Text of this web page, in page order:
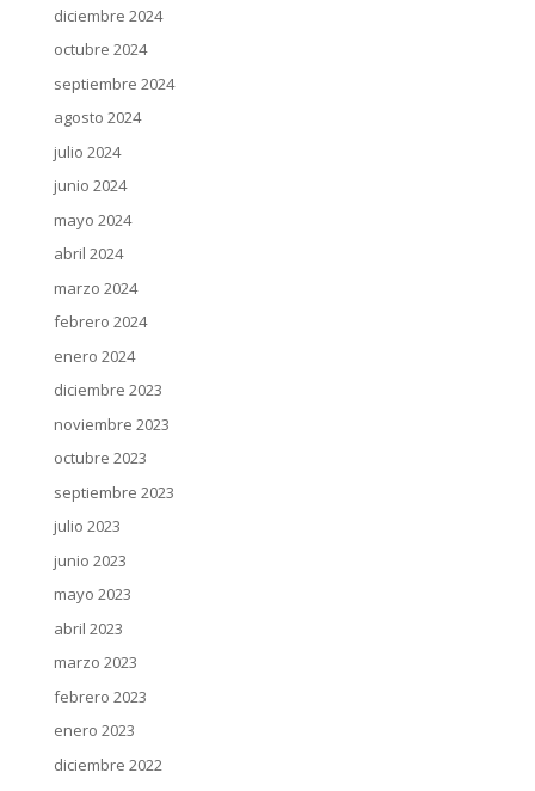
diciembre 2024
octubre 2024
septiembre 2024
agosto 2024
julio 2024
junio 2024
mayo 2024
abril 2024
marzo 2024
febrero 2024
enero 2024
diciembre 2023
noviembre 2023
octubre 2023
septiembre 2023
julio 2023
junio 2023
mayo 2023
abril 2023
marzo 2023
febrero 2023
enero 2023
diciembre 2022